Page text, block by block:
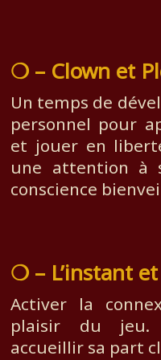
❍ – Clown et
Un temps de
personnel pour
et jouer en
une attention à
conscience
❍ – L’instant
Activer la
plaisir du jeu.
accueillir sa part